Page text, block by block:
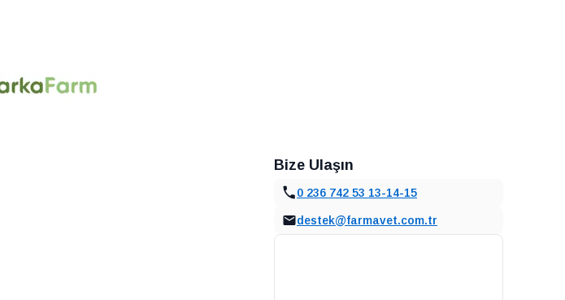
Bize Ulaşın
0 236 742 53 13-14-15
destek@farmavet.com.tr